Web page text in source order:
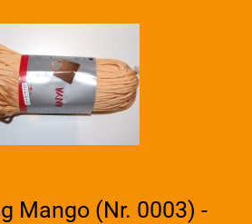
Mango (Nr. 0003) -